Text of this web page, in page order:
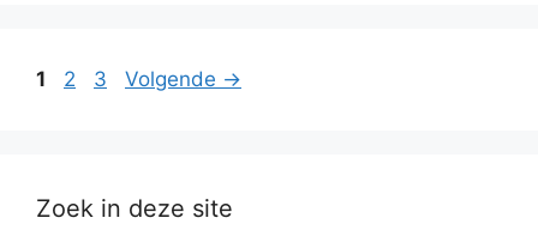
Pagina
1 Pagina
2 Pagina
3 Volgende →
Zoek in deze site